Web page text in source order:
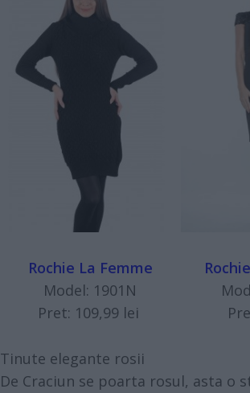
Rochie La Femme
Model: 1901N
Pret: 109,99 lei
Tinute elegante rosii
De Craciun se poarta rosul, asta o